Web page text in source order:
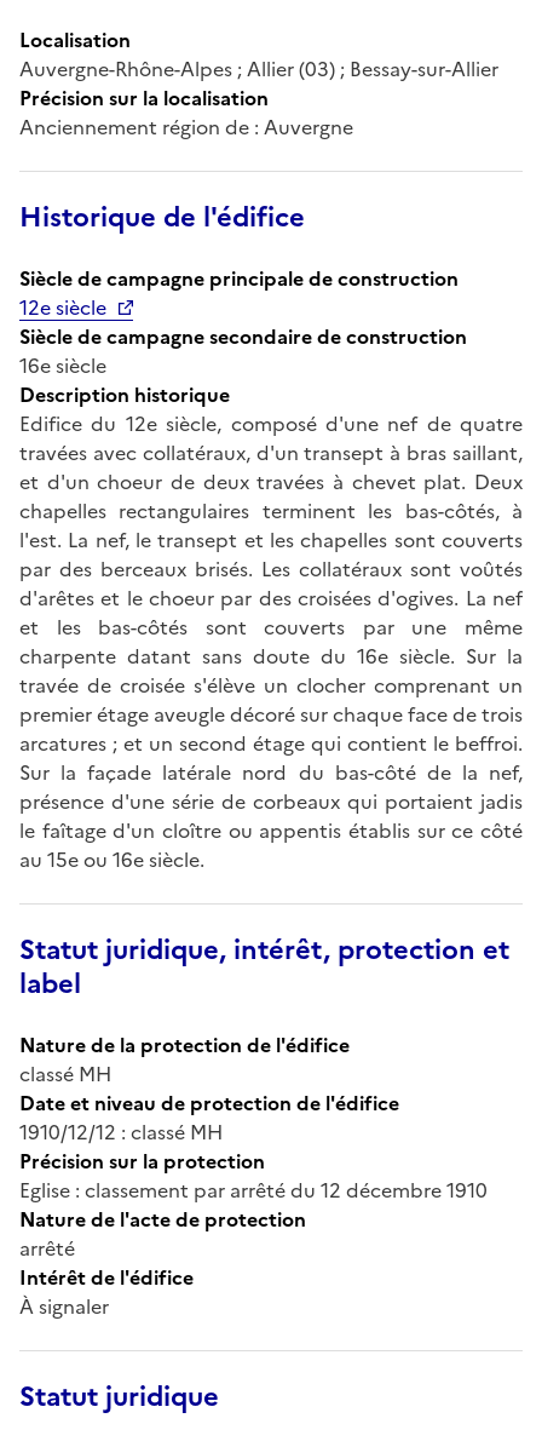
Localisation
Auvergne-Rhône-Alpes ; Allier (03) ; Bessay-sur-Allier
Précision sur la localisation
Anciennement région de : Auvergne
Historique de l'édifice
Siècle de campagne principale de construction
12e siècle
Siècle de campagne secondaire de construction
16e siècle
Description historique
Edifice du 12e siècle, composé d'une nef de quatre
travées avec collatéraux, d'un transept à bras saillant,
et d'un choeur de deux travées à chevet plat. Deux
chapelles rectangulaires terminent les bas-côtés, à
l'est. La nef, le transept et les chapelles sont couverts
par des berceaux brisés. Les collatéraux sont voûtés
d'arêtes et le choeur par des croisées d'ogives. La nef
et les bas-côtés sont couverts par une même
charpente datant sans doute du 16e siècle. Sur la
travée de croisée s'élève un clocher comprenant un
premier étage aveugle décoré sur chaque face de trois
arcatures ; et un second étage qui contient le beffroi.
Sur la façade latérale nord du bas-côté de la nef,
présence d'une série de corbeaux qui portaient jadis
le faîtage d'un cloître ou appentis établis sur ce côté
au 15e ou 16e siècle.
Statut juridique, intérêt, protection et
label
Nature de la protection de l'édifice
classé MH
Date et niveau de protection de l'édifice
1910/12/12 : classé MH
Précision sur la protection
Eglise : classement par arrêté du 12 décembre 1910
Nature de l'acte de protection
arrêté
Intérêt de l'édifice
À signaler
Statut juridique